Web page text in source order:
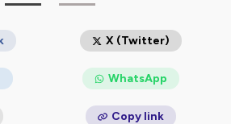
X (Twitter)
WhatsApp
Copy link